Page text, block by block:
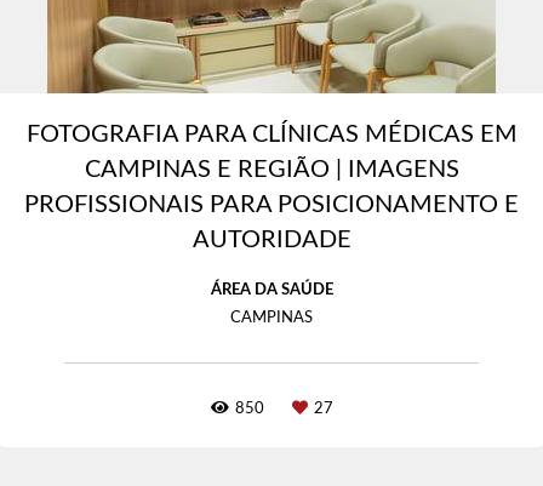
FOTOGRAFIA PARA CLÍNICAS MÉDICAS EM
CAMPINAS E REGIÃO | IMAGENS
PROFISSIONAIS PARA POSICIONAMENTO E
AUTORIDADE
ÁREA DA SAÚDE
CAMPINAS
850 27